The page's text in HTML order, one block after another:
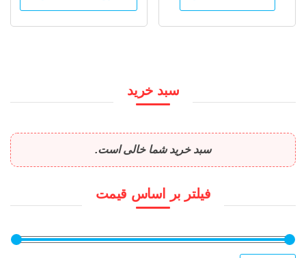
سبد خرید
سبد خرید شما خالی است.
فیلتر بر اساس قیمت